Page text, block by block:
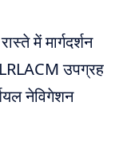
में मार्गदर्शन
उपग्रह
नेविगेशन